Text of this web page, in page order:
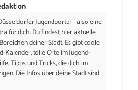
Jugendportal – also eine
für dich. Du findest hier aktuelle
deiner Stadt. Es gibt coole
Kalender, tolle Orte im Jugend-
Tipps und Tricks, die dich im
Die Infos über deine Stadt sind